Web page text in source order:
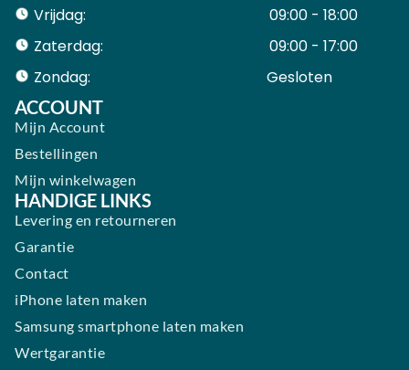
Vrijdag:
09:00 - 18:00
Zaterdag:
09:00 - 17:00
Zondag:
Gesloten ​ ​ ​ ​ ​ ​ ​
ACCOUNT
Mijn Account
Bestellingen
Mijn winkelwagen
HANDIGE LINKS
Levering en retourneren
Garantie
Contact
iPhone laten maken
Samsung smartphone laten maken
Wertgarantie